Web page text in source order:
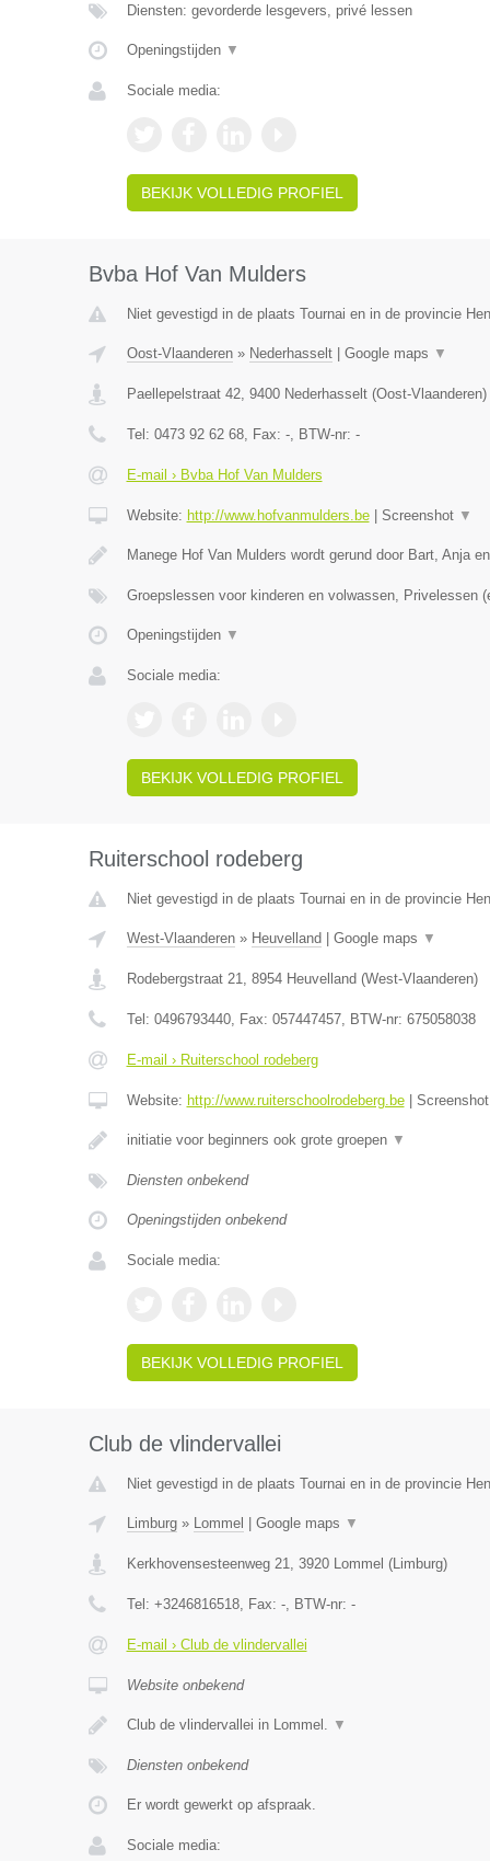
Diensten: gevorderde lesgevers, privé lessen
Openingstijden ▼
Sociale media:
BEKIJK VOLLEDIG PROFIEL
Bvba Hof Van Mulders
Niet gevestigd in de plaats Tournai en in de provincie
Oost-Vlaanderen» Nederhasselt| Google maps ▼
Paellepelstraat 42, 9400 Nederhasselt(Oost-Vlaanderen)
Tel: 0473 92 62 68, Fax: -, BTW-nr: -
E-mail › Bvba Hof Van Mulders
Website: http://www.hofvanmulders.be| Screenshot ▼
Manege Hof Van Mulders wordt gerund door Bart, Anja
Groepslessen voor kinderen en volwassen, Privelessen
Openingstijden ▼
Sociale media:
BEKIJK VOLLEDIG PROFIEL
Ruiterschool rodeberg
Niet gevestigd in de plaats Tournai en in de provincie
West-Vlaanderen» Heuvelland Google maps ▼
Rodebergstraat 21, 8954 Heuvelland (West-Vlaanderen)
Tel: 0496793440, Fax: 057447457, BTW-nr: 675058038
E-mail › Ruiterschool rodeberg
Website: http://www.ruiterschoolrodeberg.be| Screenshot
initiatie voor beginners ook grote groepen ▼
Diensten onbekend
Openingstijden onbekend
Sociale media:
BEKIJK VOLLEDIG PROFIEL
Club de vlindervallei
Niet gevestigd in de plaats Tournai en in de provincie
Limburg» Lommel Google maps ▼
Kerkhovensesteenweg 21, 3920 Lommel (Limburg)
Tel: +3246816518, Fax: -, BTW-nr: -
E-mail › Club de vlindervallei
Website onbekend
Club de vlindervallei in Lommel. ▼
Diensten onbekend
Er wordt gewerkt op afspraak.
Sociale media: